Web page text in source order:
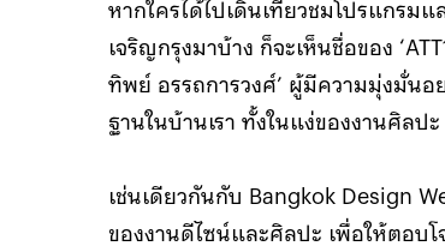
หากใครได้ไปเดินเที่ยวชมโปรแกรม
เจริญกรุงมาบ้าง ก็จะเห็นชื่อของ
ทิพย์ อรรถการวงศ์’ ผู้มีความมุ่งมั่น
ฐานในบ้านเรา ทั้งในแง่ของงานศิล
เช่นเดียวกันกับ Bangkok Design
ของงานดีไซน์และศิลปะ เพื่อให้ตอบ